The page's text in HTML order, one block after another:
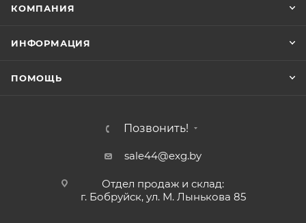
повышению тонуса и эластичности.
восстанавливающи
КОМПАНИЯ
ИНФОРМАЦИЯ
ПОМОЩЬ
Позвонить!
sale44@exg.by
Отдел продаж и склад:
г. Бобруйск, ул. М. Лынькова 85